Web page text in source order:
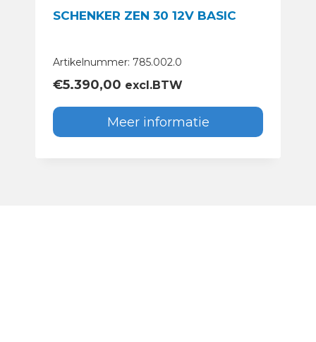
SCHENKER ZEN 30 12V BASIC
Artikelnummer: 785.002.0
€5.390,00 excl.BTW
Meer informatie